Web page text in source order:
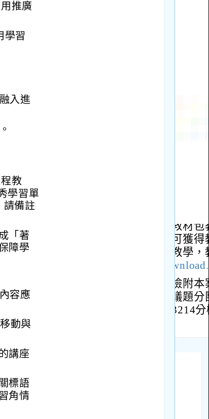
推廣
學習
入進
教
學習單
請備註
「著
障學
容應
動與
講座
標語
角情